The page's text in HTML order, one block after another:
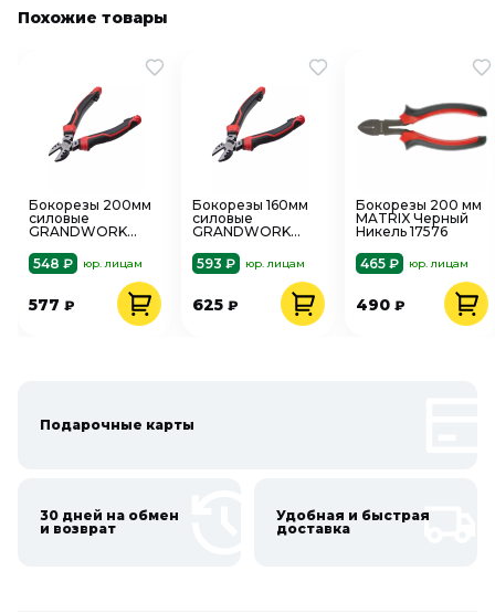
Похожие товары
Бокорезы 200мм
силовые
GRANDWORK
548 ₽
юр. лицам
577 ₽
Бокорезы 160мм
силовые
GRANDWORK
593 ₽
юр. лицам
625 ₽
Бокорезы 200 мм
MATRIX Черный
Никель 17576
465 ₽
юр. лицам
490 ₽
Подарочные карты
30 дней на обмен
и возврат
Удобная и быстрая
доставка